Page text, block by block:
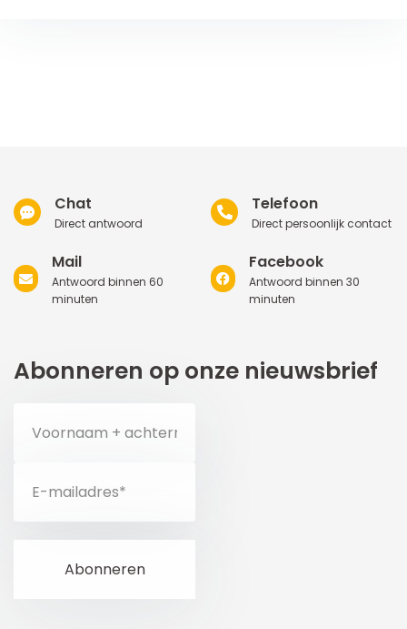
Chat
Direct antwoord
Telefoon
Direct persoonlijk contact
Mail
Antwoord binnen 60
minuten
Facebook
Antwoord binnen 30
minuten
Abonneren op onze nieuwsbrief